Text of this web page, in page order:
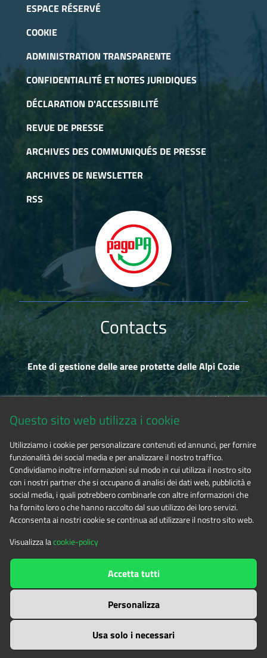
ESPACE RÉSERVÉ
COOKIE
ADMINISTRATION TRANSPARENTE
CONFIDENTIALITÉ ET NOTES JURIDIQUES
DÉCLARATION D'ACCESSIBILITÉ
REVUE DE PRESSE
ARCHIVES DES COMMUNIQUÉS DE PRESSE
ARCHIVES DE NEWSLETTER
RSS
Contacts
Ente di gestione delle aree protette delle Alpi Cozie
Via Fransuà Fontan, 1 - 10050 Salbertrand (TO)
Tel. 0122.854720
E-mailalpicozie@cert.ruparpiemonte.it
The contents of this websitebyEnte di gestione delle aree
protette delle Alpi Cozieis licensed under
Attribution-NonCommercial-NoDerivatives 4.0 International
Questo sito web utilizza i cookie
Utilizziamo i cookie per personalizzare contenuti ed annunci, per fornire
funzionalità dei social media e per analizzare il nostro traffico.
Condividiamo inoltre informazioni sul modo in cui utilizza il nostro sito
con i nostri partner che si occupano di analisi dei dati web, pubblicità e
social media, i quali potrebbero combinarle con altre informazioni che
ha fornito loro o che hanno raccolto dal suo utilizzo dei loro servizi.
Acconsenta ai nostri cookie se continua ad utilizzare il nostro sito web.
Visualizza lacookie-policy
Usa solo i necessari
Personalizza
Accetta tutti